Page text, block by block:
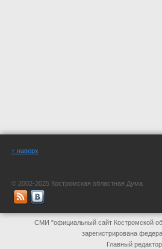
↑ наверх
© 2002-2025 Костромская областная Дума
СМИ "официальный сайт Костромской
зарегистрирована
Главный